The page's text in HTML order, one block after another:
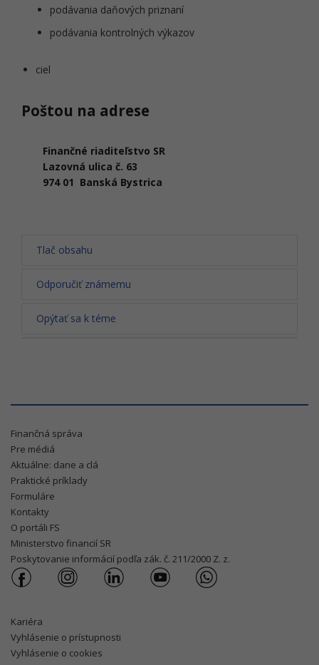
podávania daňových priznaní
podávania kontrolných výkazov
ciel
Poštou na adrese
Finančné riaditeľstvo SR
Lazovná ulica č. 63
974 01 Banská Bystrica
Tlač obsahu
Odporučiť známemu
Opýtať sa k téme
Finančná správa
Pre médiá
Aktuálne: dane a clá
Praktické príklady
Formuláre
Kontakty
O portáli FS
Ministerstvo financií SR
Poskytovanie informácií podľa zák. č. 211/2000 Z. z.
Kariéra
Vyhlásenie o prístupnosti
Vyhlásenie o cookies